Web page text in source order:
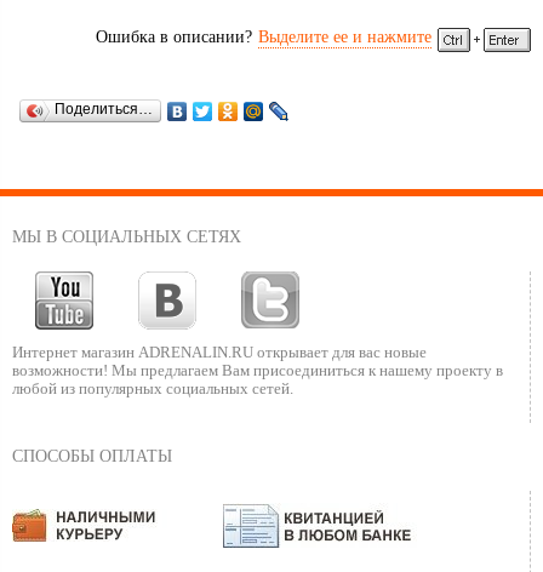
Ошибка в описании? Выделите ее и нажмите
Поделиться…
МЫ В СОЦИАЛЬНЫХ СЕТЯХ
Интернет магазин ADRENALIN.RU открывает для вас новые
возможности! Мы предлагаем Вам присоединиться к нашему проекту в
любой из популярных социальных сетей.
СПОСОБЫ ОПЛАТЫ